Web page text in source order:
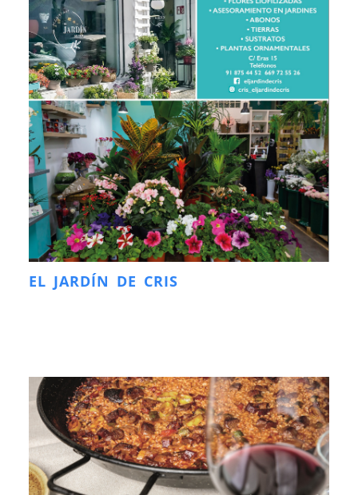
EL JARDÍN DE CRIS